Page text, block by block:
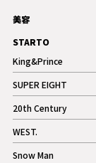
美容
STARTO
King&Prince
記事
SUPER EIGHT
記事
20th Century
記事
WEST.
記事
Snow Man